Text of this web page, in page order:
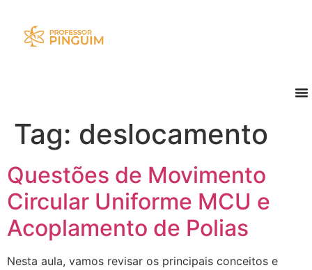
Tag: deslocamento
Questões de Movimento
Circular Uniforme MCU e
Acoplamento de Polias
Nesta aula, vamos revisar os principais conceitos e